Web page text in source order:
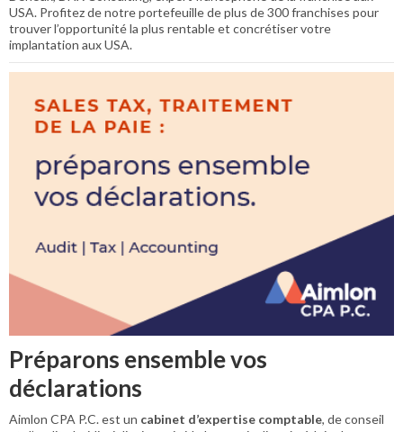
USA. Profitez de notre portefeuille de plus de 300 franchises pour
trouver l’opportunité la plus rentable et concrétiser votre
implantation aux USA.
Préparons ensemble vos
déclarations
Aimlon CPA P.C. est un cabinet d’expertise comptable, de conseil